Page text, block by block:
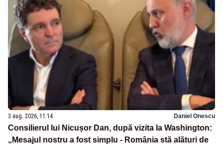
3 aug. 2026, 11:14 Daniel Onescu
Consilierul lui Nicușor Dan, după vizita la Washington:
„Mesajul nostru a fost simplu - România stă alături de